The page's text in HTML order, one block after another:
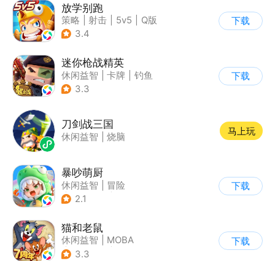
放学别跑
策略 射击 5v5
Q版
3.4
下载
迷你枪战精英
休闲益智 卡牌
钓鱼
| 童年
3.3
下载
刀剑战三国
休闲益智 烧脑
马上玩
暴吵萌厨
休闲益智
冒险
| 派对游戏
2.1
下载
猫和老鼠
休闲益智
MOBA
| 动漫改编
3.3
下载